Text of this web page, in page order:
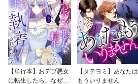
【単行本】おデブ悪女
に転生したら、なぜか
【タテヨミ】あなたは
もういりません